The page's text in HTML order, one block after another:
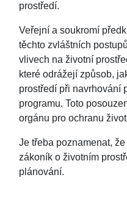
prostředí.
Veřejní a soukromí
těchto zvláštních
vlivech na životní
které odrážejí způsob,
prostředí při navrhování
programu. Toto
orgánu pro ochranu
Je třeba poznamenat,
zákoník o životním
plánování.